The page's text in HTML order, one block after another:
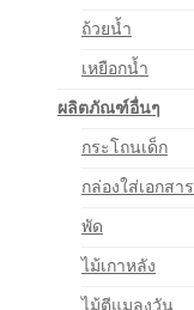
ถ้วยน้ำ
เหยือกน้ำ
ผลิตภัณฑ์อื่นๆ
กระโถนเด็ก
กล่องใส่เอกสาร
พัด
ไม้เกาหลัง
ไม้ตีแมลงวัน